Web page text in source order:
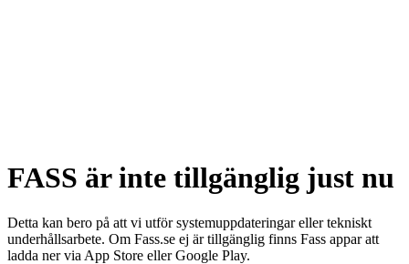
FASS är inte tillgänglig just nu
Detta kan bero på att vi utför systemuppdateringar eller tekniskt
underhållsarbete. Om Fass.se ej är tillgänglig finns Fass appar att
ladda ner via App Store eller Google Play.